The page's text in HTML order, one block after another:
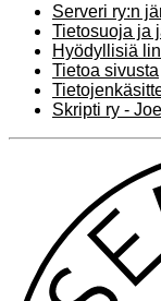
Serveri ry:n
Tietosuoja ja
Hyödyllisiä
Tietoa sivusta
Skripti ry -